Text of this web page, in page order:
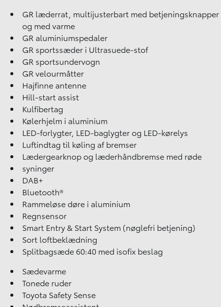
GR læderrat, multijusterbart med betjeningsknapper
og med varme
GR aluminiumspedaler
GR sportssæder i Ultrasuede-stof
GR sportsundervogn
GR velourmåtter
Hajfinne antenne
Hill-start assist
Kulfibertag
Kølerhjelm i aluminium
LED-forlygter, LED-baglygter og LED-kørelys
Luftindtag til køling af bremser
Lædergearknop og læderhåndbremse med røde
syninger
DAB+
Bluetooth®
Rammeløse døre i aluminium
Regnsensor
Smart Entry & Start System (nøglefri betjening)
Sort loftbeklædning
Splitbagsæde 60:40 med isofix beslag
Sædevarme
Tonede ruder
Toyota Safety Sense